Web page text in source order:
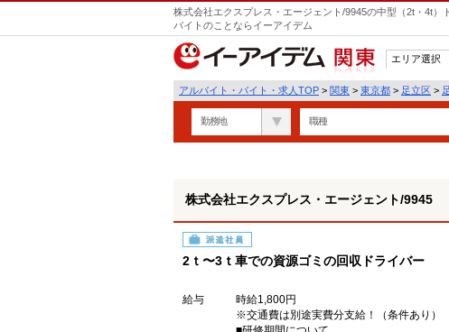
株式会社エクスプレス・エージェント/9945の中型（2t・4t
バイトのことならイーアイデム
関東
エリア選択
アルバイト・バイト・求人TOP > 関東 > 東京都 > 足立区 >
勤務地 職種
株式会社エクスプレス・エージェント/9945
派遣社員
2ｔ〜3ｔ車での資源ゴミの回収ドライバー
給与
時給1,800円
※交通費は別途実費分支給！（条件あり）